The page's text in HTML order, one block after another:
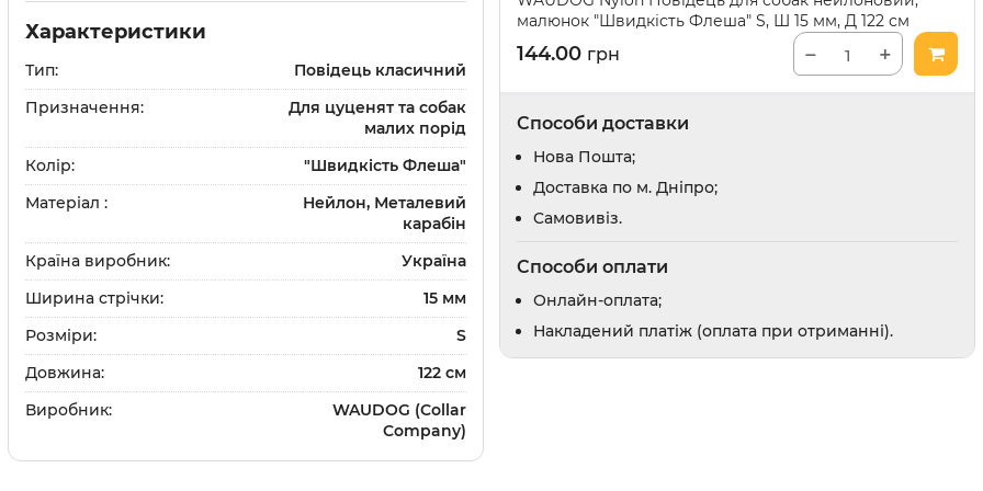
Доглядова косметика
Парфуми та одеколони
Відлякувачі та засоби від погризів
Засоби для привчання
Вітаміни та добавки
Протипаразитарні засоби
Дерматологічні препарати
Препарати для очей та вух
Препарати для суглобів
Гастроентерологічні препарати
щітки
Засоби для дому
Доглядова косметика
Характеристики
Тип:
Повідець класичний
Призначення:
Для цуценят та собак
малих порід
Колір:
"Швидкість Флеша"
Матеріал :
Нейлон, Металевий
карабін
Країна виробник:
Україна
Ширина стрічки:
15 мм
Розміри:
S
Довжина:
122 см
Виробник:
WAUDOG (Collar
Company)
малюнок "Швидкість Флеша" S, Ш 15 мм, Д 122 см
144.00 грн − +
Способи доставки
Нова Пошта;
Доставка по м. Дніпро;
Cамовивіз.
Способи оплати
Онлайн-оплата;
Накладений платіж (оплата при отриманні).